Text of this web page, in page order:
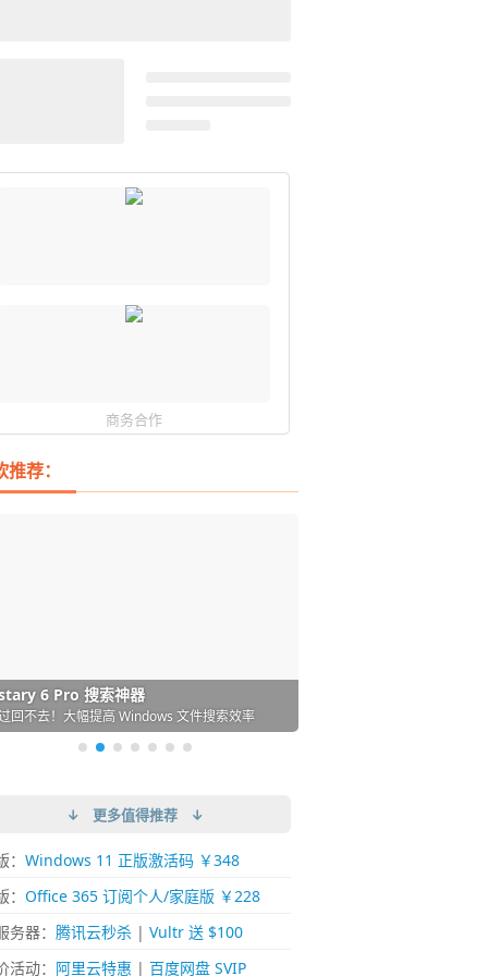
商务合作
荐：
必备的下载神器
的 Windows 平台下载工具
6 Pro 搜索神器
回不去！大幅提高 Windows 文件搜索效率
桌面图标自动整理/美化神器
必备！图标再多桌面也不再凌乱！
Desktop 虚拟机
上流畅运行 Windows (支持 M 芯片)
下载网络视频的神器 (Mac)
下视频，超简单好用！谁用谁知道
- 极简好用的 Markdown 编辑器
写作体验！跨平台支持 Win / Mac
↓ 更多值得推荐 ↓
Windows 11 正版激活码 ￥348
Office 365 订阅个人/家庭版 ￥228
务器： 腾讯云秒杀| Vultr 送 $100
活动： 阿里云特惠 | 百度网盘 SVIP